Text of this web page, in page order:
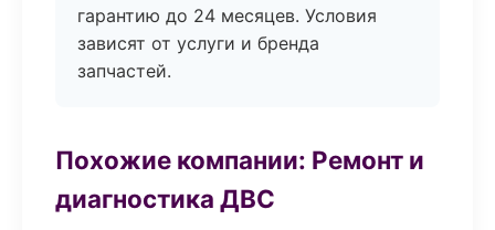
гарантию до 24 месяцев. Условия
зависят от услуги и бренда
запчастей.
Похожие компании: Ремонт и
диагностика ДВС